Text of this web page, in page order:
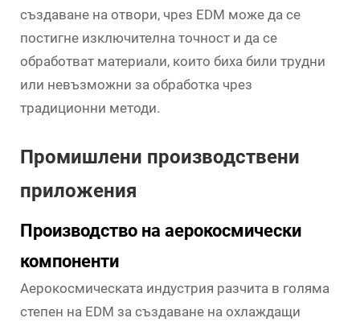
създаване на отвори, чрез EDM може да се
постигне изключителна точност и да се
обработват материали, които биха били трудни
или невъзможни за обработка чрез
традиционни методи.
Промишлени производствени
приложения
Производство на аерокосмически
компоненти
Аерокосмическата индустрия разчита в голяма
степен на EDM за създаване на охлаждащи